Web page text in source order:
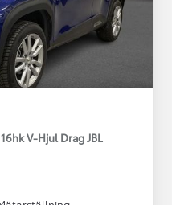
V-Hjul Drag JBL